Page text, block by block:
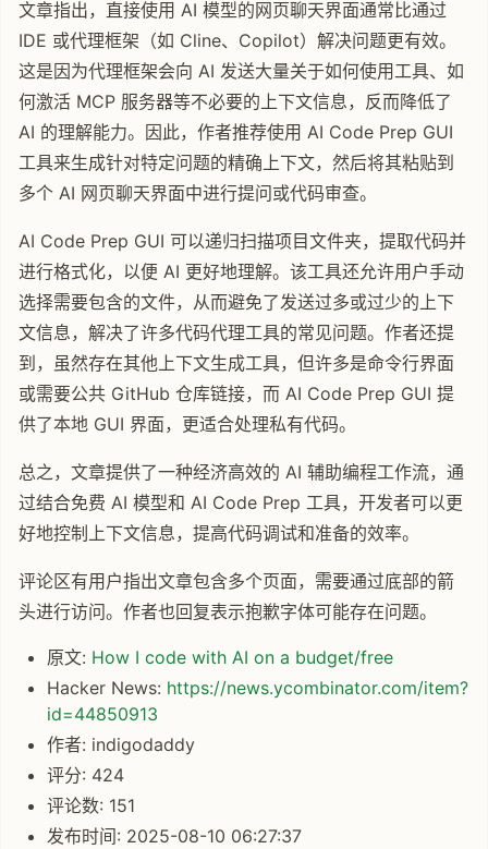
文章指出，直接使用 AI 模型的网页聊天界面通常比通过
IDE 或代理框架（如 Cline、Copilot）解决问题更有效。
这是因为代理框架会向 AI 发送大量关于如何使用工具、如
何激活 MCP 服务器等不必要的上下文信息，反而降低了
AI 的理解能力。因此，作者推荐使用 AI Code Prep GUI
工具来生成针对特定问题的精确上下文，然后将其粘贴到
多个 AI 网页聊天界面中进行提问或代码审查。
AI Code Prep GUI 可以递归扫描项目文件夹，提取代码并
进行格式化，以便 AI 更好地理解。该工具还允许用户手动
选择需要包含的文件，从而避免了发送过多或过少的上下
文信息，解决了许多代码代理工具的常见问题。作者还提
到，虽然存在其他上下文生成工具，但许多是命令行界面
或需要公共 GitHub 仓库链接，而 AI Code Prep GUI 提
供了本地 GUI 界面，更适合处理私有代码。
总之，文章提供了一种经济高效的 AI 辅助编程工作流，通
过结合免费 AI 模型和 AI Code Prep 工具，开发者可以更
好地控制上下文信息，提高代码调试和准备的效率。
评论区有用户指出文章包含多个页面，需要通过底部的箭
头进行访问。作者也回复表示抱歉字体可能存在问题。
原文: How I code with AI on a budget/free
Hacker News: https://news.ycombinator.com/item?
id=44850913
作者: indigodaddy
评分: 424
评论数: 151
发布时间: 2025-08-10 06:27:37